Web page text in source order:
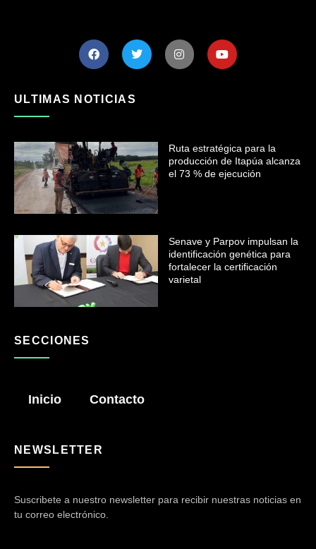
ULTIMAS NOTICIAS
Ruta estratégica para la
producción de Itapúa alcanza
el 73 % de ejecución
Senave y Parpov impulsan la
identificación genética para
fortalecer la certificación
varietal
SECCIONES
Inicio Contacto
NEWSLETTER
Suscribete a nuestro newsletter para recibir nuestras noticias en
tu correo electrónico.